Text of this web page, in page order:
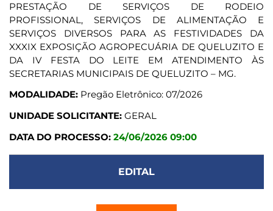
PRESTAÇÃO DE SERVIÇOS DE RODEIO
PROFISSIONAL, SERVIÇOS DE ALIMENTAÇÃO E
SERVIÇOS DIVERSOS PARA AS FESTIVIDADES DA
XXXIX EXPOSIÇÃO AGROPECUÁRIA DE QUELUZITO E
DA IV FESTA DO LEITE EM ATENDIMENTO ÀS
SECRETARIAS MUNICIPAIS DE QUELUZITO – MG.
MODALIDADE: Pregão Eletrônico: 07/2026
UNIDADE SOLICITANTE: GERAL
DATA DO PROCESSO: 24/06/2026 09:00
EDITAL